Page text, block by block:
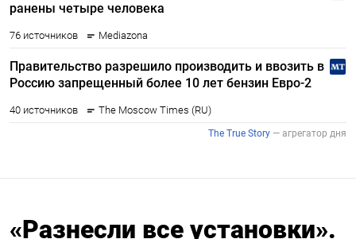
«Разнесли все установки».